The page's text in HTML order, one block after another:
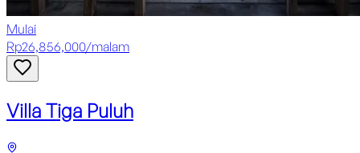
Mulai
Rp26,856,000/malam
Villa Tiga Puluh